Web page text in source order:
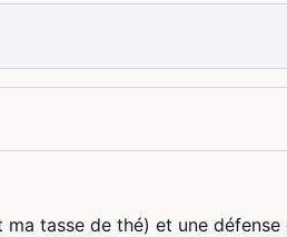
tasse de thé) et une